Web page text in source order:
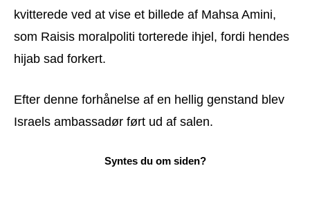
kvitterede ved at vise et billede af Mahsa Amini,
som Raisis moralpoliti torterede ihjel, fordi hendes
hijab sad forkert.
Efter denne forhånelse af en hellig genstand blev
Israels ambassadør ført ud af salen.